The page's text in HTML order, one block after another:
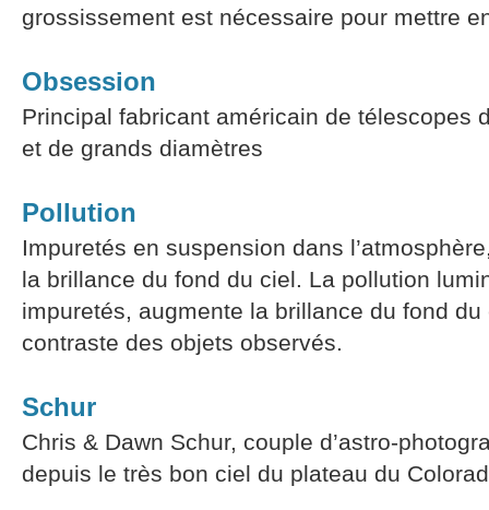
grossissement est nécessaire pour mettre
Obsession
Principal fabricant américain de télescopes
et de grands diamètres
Pollution
Impuretés en suspension dans
la brillance du fond du ciel. La pollution
impuretés, augmente la brillance du fond
contraste des objets observés.
Schur
Chris & Dawn Schur, couple d’astro-
depuis le très bon ciel du plateau du